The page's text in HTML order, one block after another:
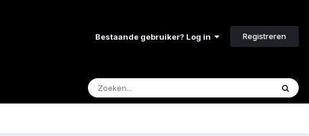
Bestaande gebruiker? Log in Registreren